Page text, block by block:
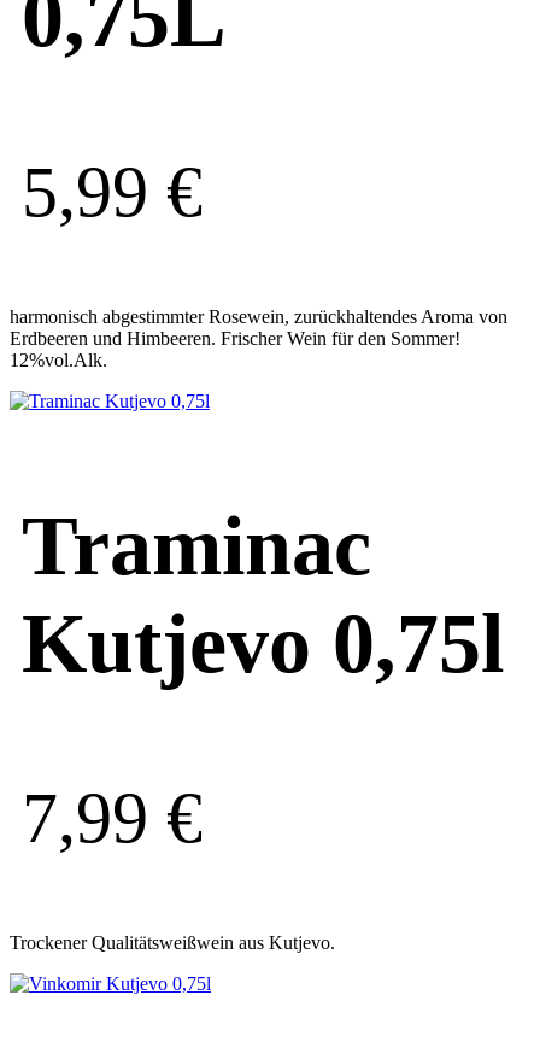
5,99 €
harmonisch abgestimmter Rosewein, zurückhaltendes Aroma von
Erdbeeren und Himbeeren. Frischer Wein für den Sommer!
12%vol.Alk.
Traminac
Kutjevo 0,75l
7,99 €
Trockener Qualitätsweißwein aus Kutjevo.